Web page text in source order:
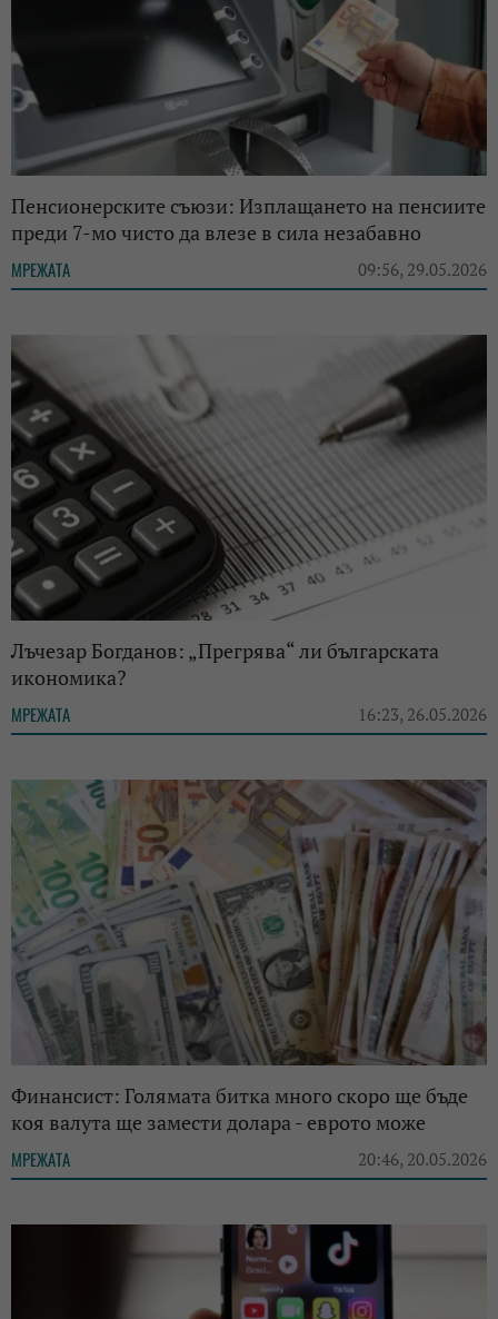
Пенсионерските съюзи: Изплащането на пенсиите
преди 7-мо чисто да влезе в сила незабавно
МРЕЖАТА 09:56, 29.05.2026
Лъчезар Богданов: „Прегрява“ ли българската
икономика?
МРЕЖАТА 16:23, 26.05.2026
Финансист: Голямата битка много скоро ще бъде
коя валута ще замести долара - еврото може
МРЕЖАТА 20:46, 20.05.2026